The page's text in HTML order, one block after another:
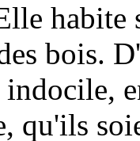
habite
bois.
qu'ils